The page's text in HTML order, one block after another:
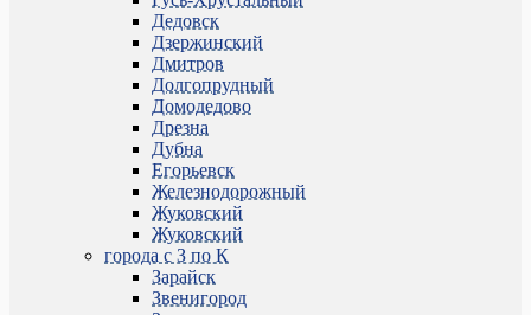
Дедовск
Дзержинский
Дмитров
Долгопрудный
Домодедово
Дрезна
Дубна
Егорьевск
Железнодорожный
Жуковский
Жуковский
города с З по К
Зарайск
Звенигород